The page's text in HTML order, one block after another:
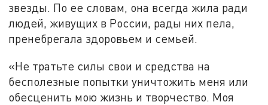
звезды. По ее словам, она всегда жила ради
людей, живущих в России, рады них пела,
пренебрегала здоровьем и семьей.
«Не тратьте силы свои и средства на
бесполезные попытки уничтожить меня или
обесценить мою жизнь и творчество. Моя